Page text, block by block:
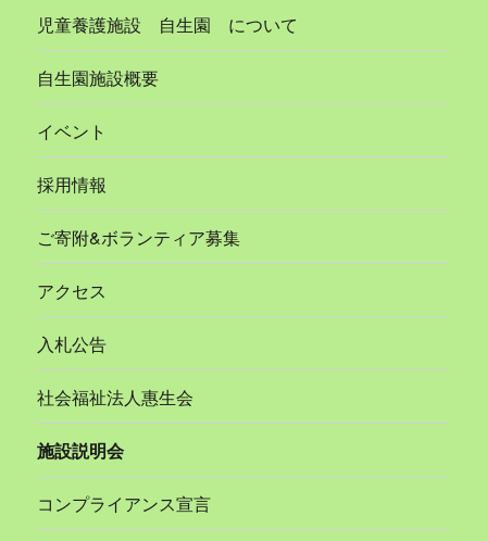
児童養護施設 自生園 について
自生園施設概要
イベント
採用情報
ご寄附&ボランティア募集
アクセス
入札公告
社会福祉法人惠生会
施設説明会
コンプライアンス宣言